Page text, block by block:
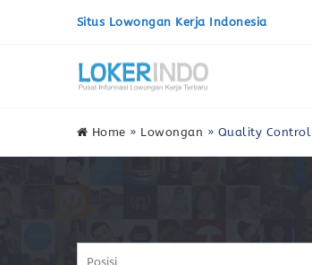
Situs Lowongan Kerja Indonesia
Home » Lowongan » Quality Control